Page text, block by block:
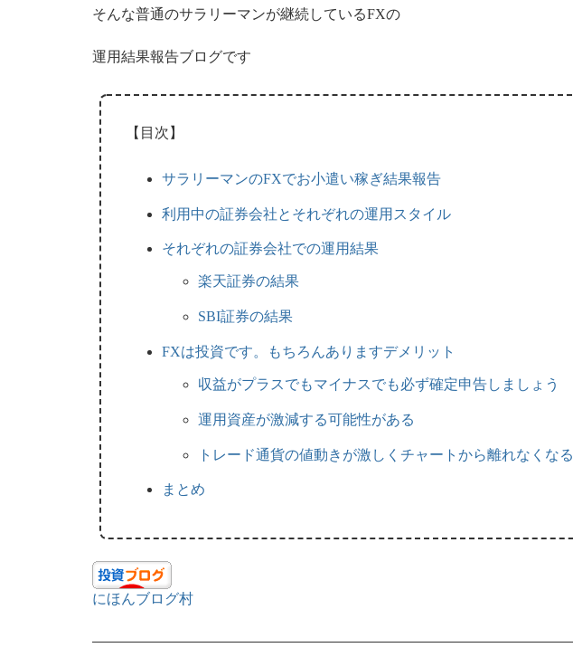
そんな普通のサラリーマンが継続しているFXの
運用結果報告ブログです
【目次】
サラリーマンのFXでお小遣い稼ぎ結果報告
利用中の証券会社とそれぞれの運用スタイル
それぞれの証券会社での運用結果
楽天証券の結果
SBI証券の結果
FXは投資です。もちろんありますデメリット
収益がプラスでもマイナスでも必ず確定申告しましょう
運用資産が激減する可能性がある
トレード通貨の値動きが激しくチャートから離れなくなる
まとめ
にほんブログ村